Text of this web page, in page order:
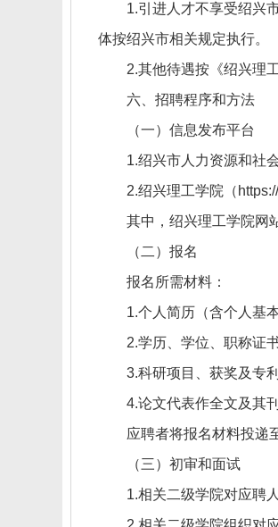
1.引进人才不享受绍兴
体按绍兴市相关规定执行。
2.其他待遇按《绍兴理
六、招聘程序和方法
（一）信息发布平台
1.绍兴市人力资源和社
2.绍兴理工学院（
其中，绍兴理工学院网
（二）报名
报名所需材料：
1.个人简历（含个人基
2.学历、学位、职称证
3.科研项目、获奖及专
4.论文代表作全文及其
应聘者将报名材料投递
（三）初审和面试
1.相关二级学院对应聘